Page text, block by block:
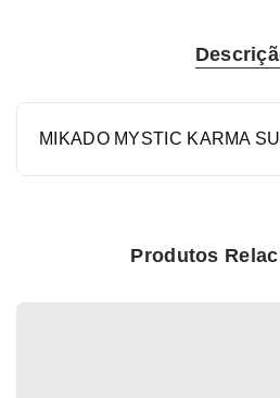
MIKADO MYSTIC KARMA
Produtos